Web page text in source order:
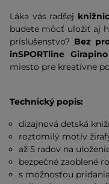
Láka vás radšej
budete môcť uložiť aj
príslušenstvo? Bez
inSPORTline Girapino
miesto pre kreatívne
Technický popis:
dizajnová detská
roztomilý motív
až 5 radov na
bezpečné zaoblené
s možnosťou